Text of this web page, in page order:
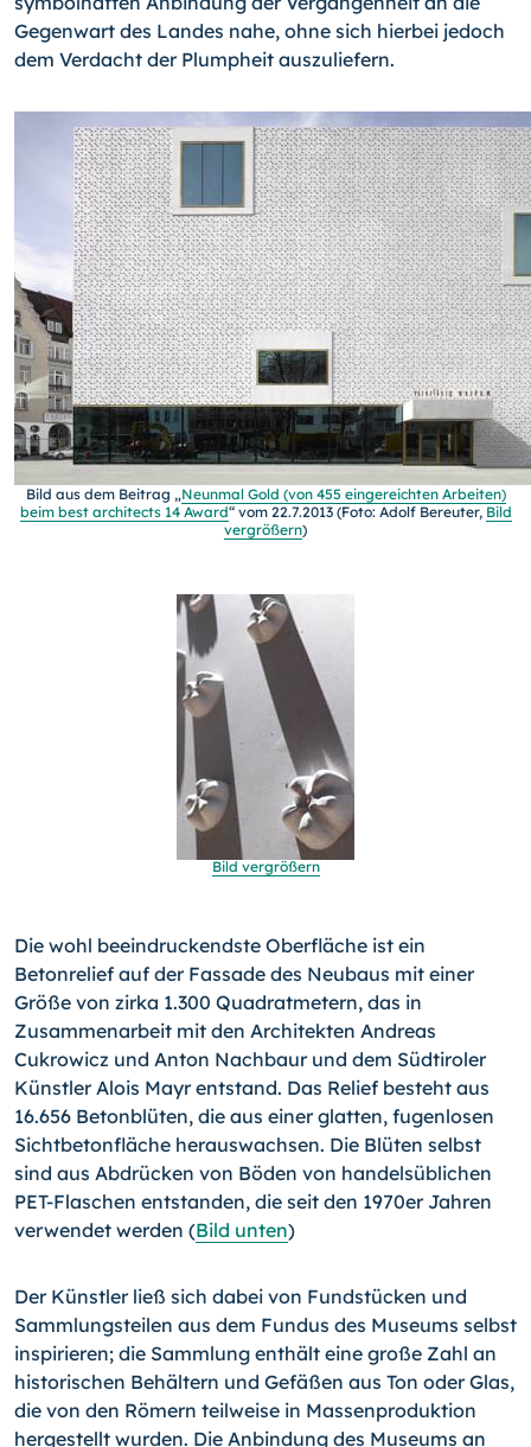
Gegenwart des Landes nahe, ohne sich hier­bei jedoch
dem Verdacht der Plumpheit auszuliefern.
Bild aus dem Beitrag „Neunmal Gold (von 455 eingereichten Arbeiten)
beim best architects 14 Award“ vom 22.7.2013 (Foto: Adolf Bereuter, Bild
vergrößern)
Bild vergrößern
Die wohl beeindruckendste Oberfläche ist ein
Betonrelief auf der Fassade des Neubaus mit einer
Größe von zirka 1.300 Quadratmetern, das in
Zusammenarbeit mit den Architekten Andreas
Cukrowicz und Anton Nachbaur und dem Südtiroler
Künstler Alois Mayr entstand. Das Relief besteht aus
16.656 Betonblüten, die aus einer glatten, fugenlosen
Sichtbeton­fläche herauswachsen. Die Blüten selbst
sind aus Abdrücken von Böden von handelsüblichen
PET-Flaschen entstanden, die seit den 1970er Jahren
verwendet werden (Bild unten)
Der Künstler ließ sich dabei von Fundstücken und
Sammlungs­teilen aus dem Fundus des Museums selbst
inspirieren; die Sammlung enthält eine große Zahl an
historischen Behältern und Gefäßen aus Ton oder Glas,
die von den Römern teilweise in Massenproduktion
hergestellt wurden. Die Anbindung des Museums an